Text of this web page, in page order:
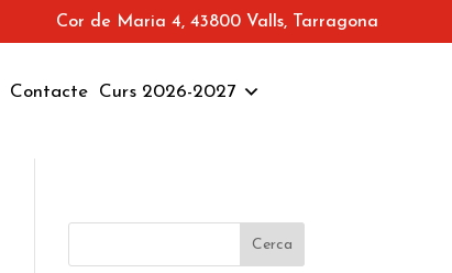
Cor de Maria 4, 43800 Valls, Tarragona
Contacte Curs 2026-2027